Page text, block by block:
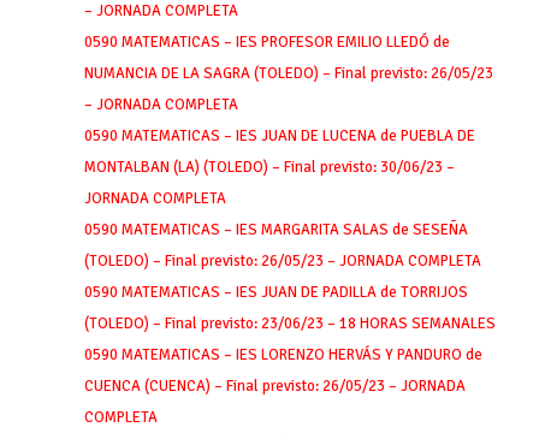
– JORNADA COMPLETA
0590 MATEMATICAS – IES PROFESOR EMILIO LLEDÓ de
NUMANCIA DE LA SAGRA (TOLEDO) – Final previsto: 26/05/23
– JORNADA COMPLETA
0590 MATEMATICAS – IES JUAN DE LUCENA de PUEBLA DE
MONTALBAN (LA) (TOLEDO) – Final previsto: 30/06/23 –
JORNADA COMPLETA
0590 MATEMATICAS – IES MARGARITA SALAS de SESEÑA
(TOLEDO) – Final previsto: 26/05/23 – JORNADA COMPLETA
0590 MATEMATICAS – IES JUAN DE PADILLA de TORRIJOS
(TOLEDO) – Final previsto: 23/06/23 – 18 HORAS SEMANALES
0590 MATEMATICAS – IES LORENZO HERVÁS Y PANDURO de
CUENCA (CUENCA) – Final previsto: 26/05/23 – JORNADA
COMPLETA